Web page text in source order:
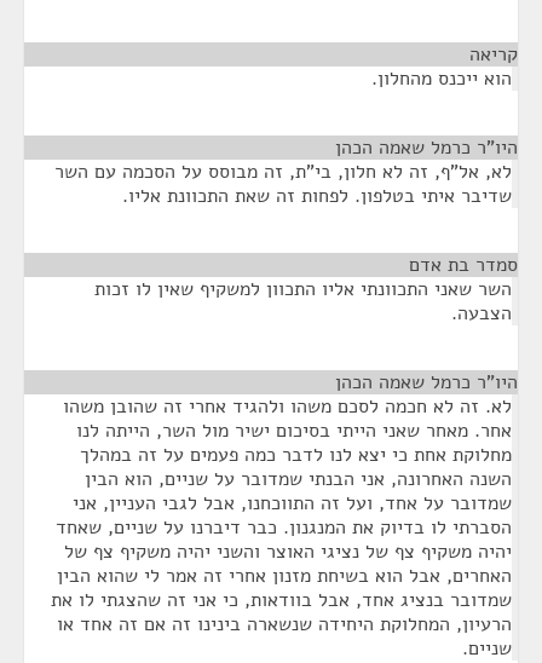
קריאה
הוא ייכנס מהחלון.
היו"ר כרמל שאמה הכהן
לא, אל"ף, זה לא חלון, בי"ת, זה מבוסס על הסכמה עם השר
שדיבר איתי בטלפון. לפחות זה שאת התכוונת אליו.
סמדר בת אדם
השר שאני התכוונתי אליו התכוון למשקיף שאין לו זכות
הצבעה.
היו"ר כרמל שאמה הכהן
לא. זה לא חכמה לסכם משהו ולהגיד אחרי זה שהובן משהו
אחר. מאחר שאני הייתי בסיכום ישיר מול השר, הייתה לנו
מחלוקת אחת כי יצא לנו לדבר כמה פעמים על זה במהלך
השנה האחרונה, אני הבנתי שמדובר על שניים, הוא הבין
שמדובר על אחד, ועל זה התווכחנו, אבל לגבי העניין, אני
הסברתי לו בדיוק את המנגנון. כבר דיברנו על שניים, שאחד
יהיה משקיף צף של נציגי האוצר והשני יהיה משקיף צף של
האחרים, אבל הוא בשיחת מזנון אחרי זה אמר לי שהוא הבין
שמדובר בנציג אחד, אבל בוודאות, כי אני זה שהצגתי לו את
הרעיון, המחלוקת היחידה שנשארה בינינו זה אם זה אחד או
שניים.